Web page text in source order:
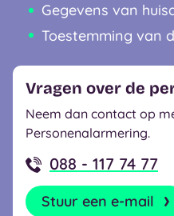
Vragen over de
Neem dan contact op
Personenalarmering.
088 - 117 74 77
Stuur een e-mail
Gegevens van
Toestemming van